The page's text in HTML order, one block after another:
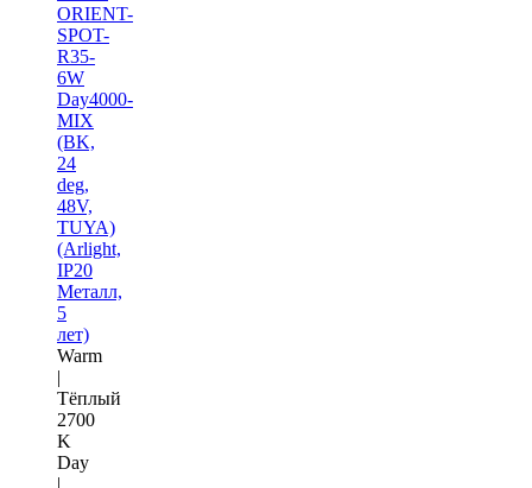
ORIENT-
SPOT-
R35-
6W
Day4000-
MIX
(BK,
24
deg,
48V,
TUYA)
(Arlight,
IP20
Металл,
5
лет)
Warm
|
Тёплый
2700
K
Day
|